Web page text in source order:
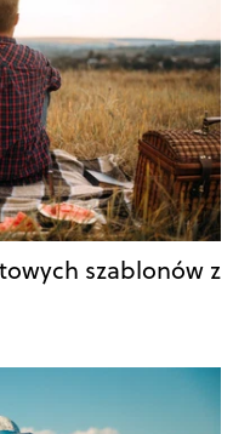
szablonów z